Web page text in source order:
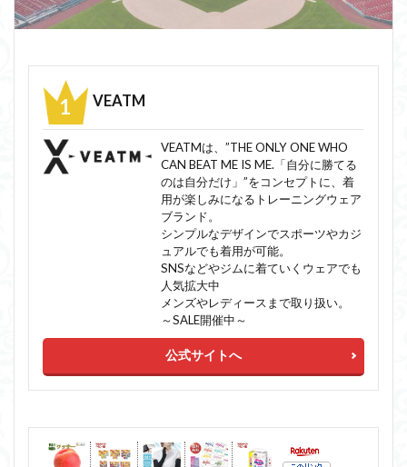
VEATM
VEATMは、”THE ONLY ONE WHO
CAN BEAT ME IS ME.「自分に勝てる
のは自分だけ」”をコンセプトに、着
用が楽しみになるトレーニングウェア
ブランド。
シンプルなデザインでスポーツやカジ
ュアルでも着用が可能。
SNSなどやジムに着ていくウェアでも
人気拡大中
メンズやレディースまで取り扱い。
～SALE開催中～
公式サイトへ